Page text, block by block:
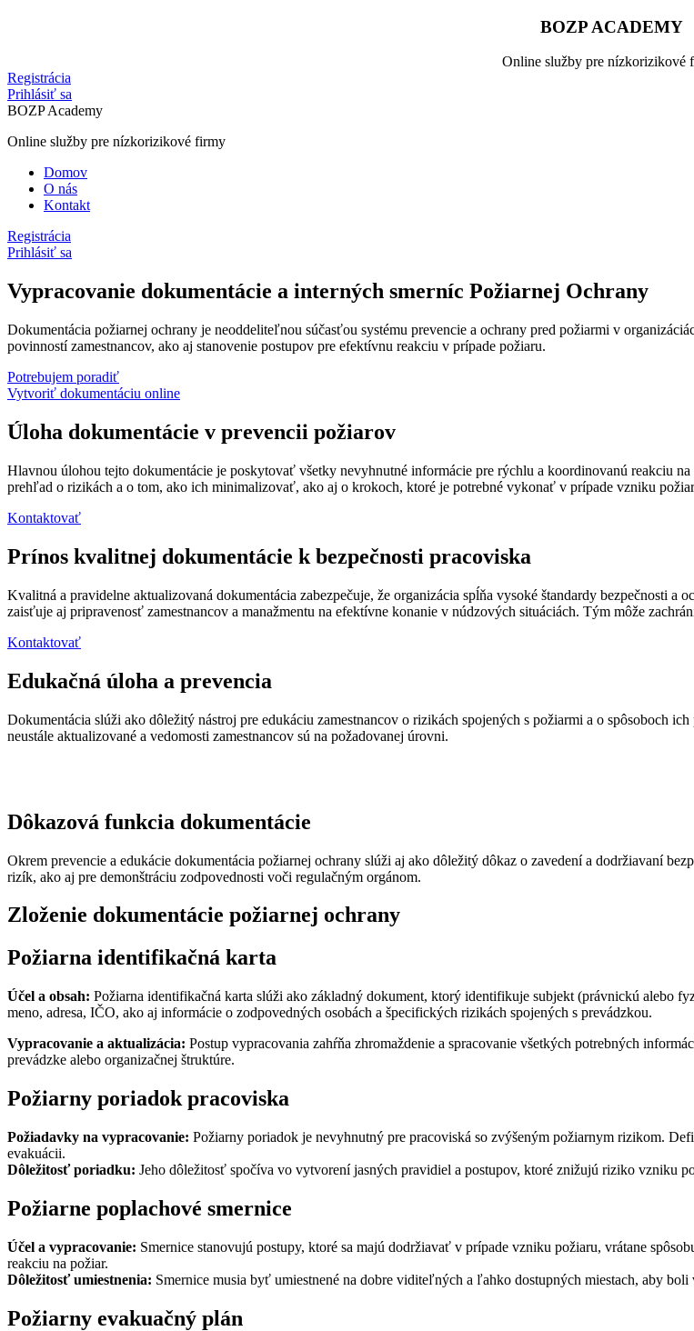
BOZP ACADEMY
Online služby pre nízkorizikové
Registrácia
Prihlásiť sa
BOZP Academy
Online služby pre nízkorizikové firmy
Domov
O nás
Kontakt
Registrácia
Prihlásiť sa
Vypracovanie dokumentácie a interných smerníc Požiarnej Ochrany
Dokumentácia požiarnej ochrany je neoddeliteľnou súčasťou systému prevencie a ochrany pred požiarmi v
povinností zamestnancov, ako aj stanovenie postupov pre efektívnu reakciu v prípade požiaru.
Potrebujem poradiť
Vytvoriť dokumentáciu online
Úloha dokumentácie v prevencii požiarov
Hlavnou úlohou tejto dokumentácie je poskytovať všetky nevyhnutné informácie pre rýchlu a koordinovanú reakciu
prehľad o rizikách a o tom, ako ich minimalizovať, ako aj o krokoch, ktoré je potrebné vykonať v prípade vzniku
Kontaktovať
Prínos kvalitnej dokumentácie k bezpečnosti pracoviska
Kvalitná a pravidelne aktualizovaná dokumentácia zabezpečuje, že organizácia spĺňa vysoké štandardy bezpečnosti
zaisťuje aj pripravenosť zamestnancov a manažmentu na efektívne konanie v núdzových situáciách. Tým môže
Kontaktovať
Edukačná úloha a prevencia
Dokumentácia slúži ako dôležitý nástroj pre edukáciu zamestnancov o rizikách spojených s požiarmi a o spôsoboch
neustále aktualizované a vedomosti zamestnancov sú na požadovanej úrovni.
Dôkazová funkcia dokumentácie
Okrem prevencie a edukácie dokumentácia požiarnej ochrany slúži aj ako dôležitý dôkaz o zavedení a dodržiavaní
rizík, ako aj pre demonštráciu zodpovednosti voči regulačným orgánom.
Zloženie dokumentácie požiarnej ochrany
Požiarna identifikačná karta
Účel a obsah: Požiarna identifikačná karta slúži ako základný dokument, ktorý identifikuje subjekt (právnickú alebo
meno, adresa, IČO, ako aj informácie o zodpovedných osobách a špecifických rizikách spojených s prevádzkou.
Vypracovanie a aktualizácia: Postup vypracovania zahŕňa zhromaždenie a spracovanie všetkých potrebných
prevádzke alebo organizačnej štruktúre.
Požiarny poriadok pracoviska
Požiadavky na vypracovanie: Požiarny poriadok je nevyhnutný pre pracoviská so zvýšeným požiarnym rizikom.
evakuácii.
Dôležitosť poriadku: Jeho dôležitosť spočíva vo vytvorení jasných pravidiel a postupov, ktoré znižujú riziko vzniku
Požiarne poplachové smernice
Účel a vypracovanie: Smernice stanovujú postupy, ktoré sa majú dodržiavať v prípade vzniku požiaru, vrátane
reakciu na požiar.
Dôležitosť umiestnenia: Smernice musia byť umiestnené na dobre viditeľných a ľahko dostupných miestach, aby
Požiarny evakuačný plán